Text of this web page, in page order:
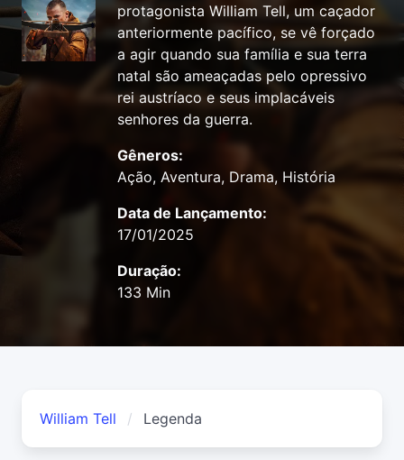
protagonista William Tell, um caçador
anteriormente pacífico, se vê forçado
a agir quando sua família e sua terra
natal são ameaçadas pelo opressivo
rei austríaco e seus implacáveis ​​
senhores da guerra.
Gêneros:
Ação, Aventura, Drama, História
Data de Lançamento:
17/01/2025
Duração:
133 Min
William Tell Legenda